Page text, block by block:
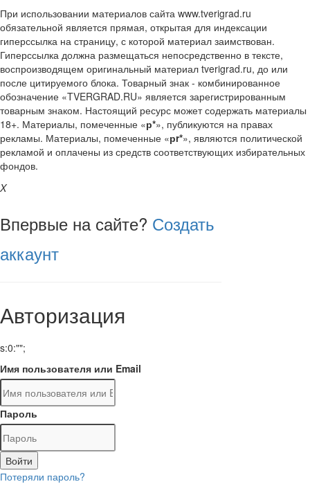
При использовании материалов сайта www.tverigrad.ru
обязательной является прямая, открытая для индексации
гиперссылка на страницу, с которой материал заимствован.
Гиперссылка должна размещаться непосредственно в тексте,
воспроизводящем оригинальный материал tverigrad.ru, до или
после цитируемого блока. Товарный знак - комбинированное
обозначение «TVERGRAD.RU» является зарегистрированным
товарным знаком. Настоящий ресурс может содержать материалы
18+. Материалы, помеченные «р*», публикуются на правах
рекламы. Материалы, помеченные «рr*», являются политической
рекламой и оплачены из средств соответствующих избирательных
фондов.
X
Впервые на сайте? Создать
аккаунт
Авторизация
s:0:"";
Имя пользователя или Email
Пароль
Войти
Потеряли пароль?